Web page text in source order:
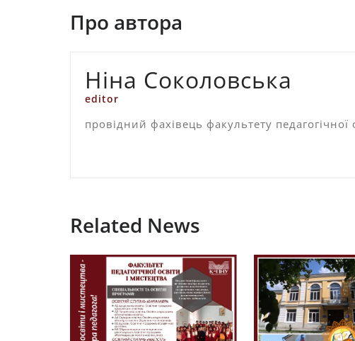
Про автора
Ніна Соколовська
editor
провідний фахівець факультету педагогічної
Related News